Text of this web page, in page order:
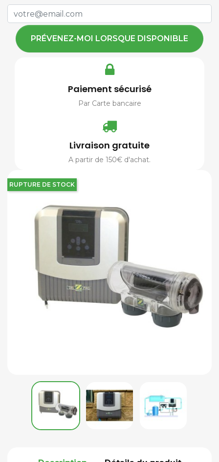
RUPTURE DE STOCK
PRÉVENEZ-MOI LORSQUE DISPONIBLE
Paiement sécurisé
Par Carte bancaire
Livraison gratuite
A partir de 150€ d'achat.